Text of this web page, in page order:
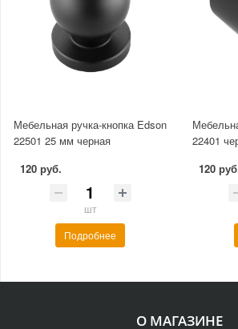
Мебельная ручка-кнопка Edson
22501 25 мм черная
120 руб.
шт
Подробнее
22401
120
О МАГАЗИНЕ